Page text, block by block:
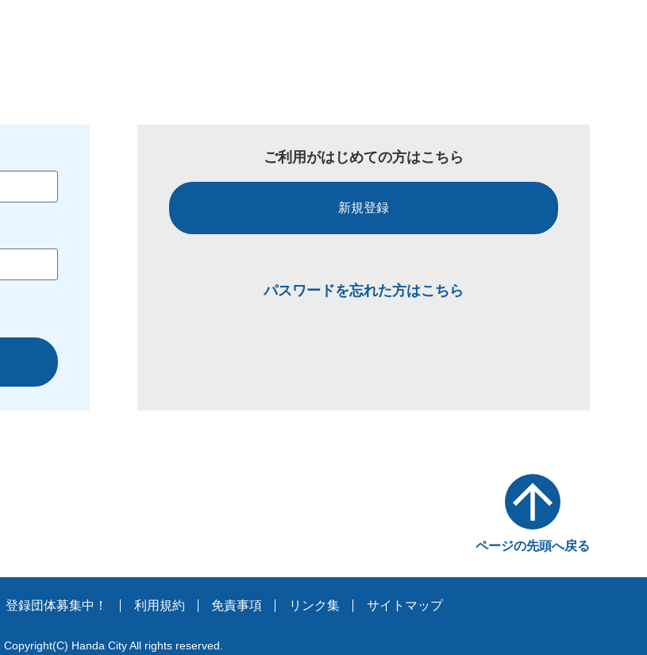
ご利用がはじめての方はこちら
新規登録
パスワードを忘れた方はこちら
ページの先頭へ戻る
登録団体募集中！ 利用規約 免責事項 リンク集 サイトマップ
Copyright(C) Handa City All rights reserved.